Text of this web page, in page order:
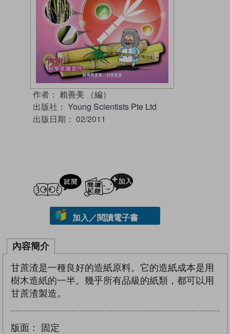
作者： 賴善美 （編）
出版社： Young Scientists Pte Ltd
出版日期： 02/2011
試閲
加入／閱讀電子書
內容簡介
甘蔗渣是一種良好的造紙原料。它的造紙成本是用
樹木造紙的一半。幾乎所有品級的紙類，都可以用
甘蔗渣製造。
版面： 固定